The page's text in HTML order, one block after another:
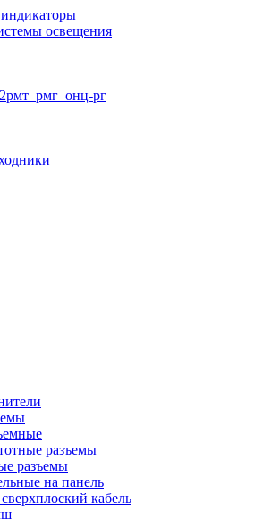
освещения
рг
разъемы
разъемы
на панель
кабель